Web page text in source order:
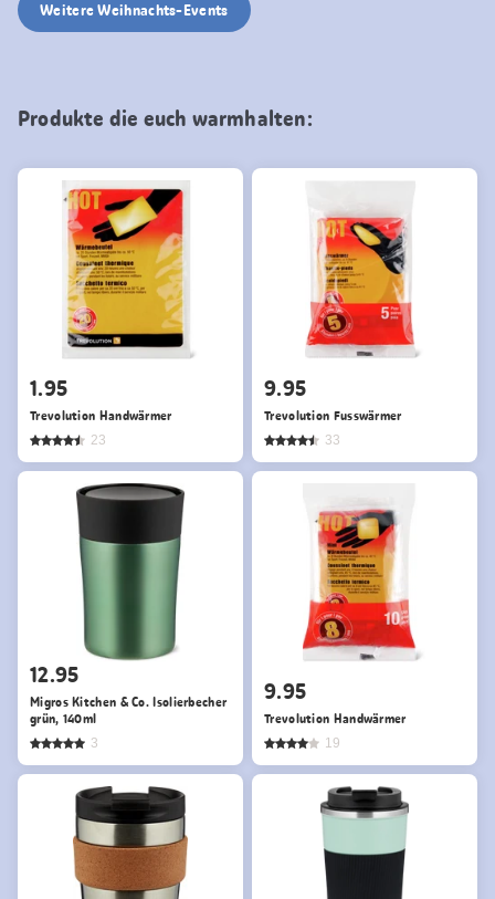
Weitere Weihnachts-Events
Produkte die euch warmhalten:
1.95
Trevolution Handwärmer
23
9.95
Trevolution Fusswärmer
33
12.95
Migros Kitchen & Co. Isolierbecher
grün, 140ml
3
9.95
Trevolution Handwärmer
19